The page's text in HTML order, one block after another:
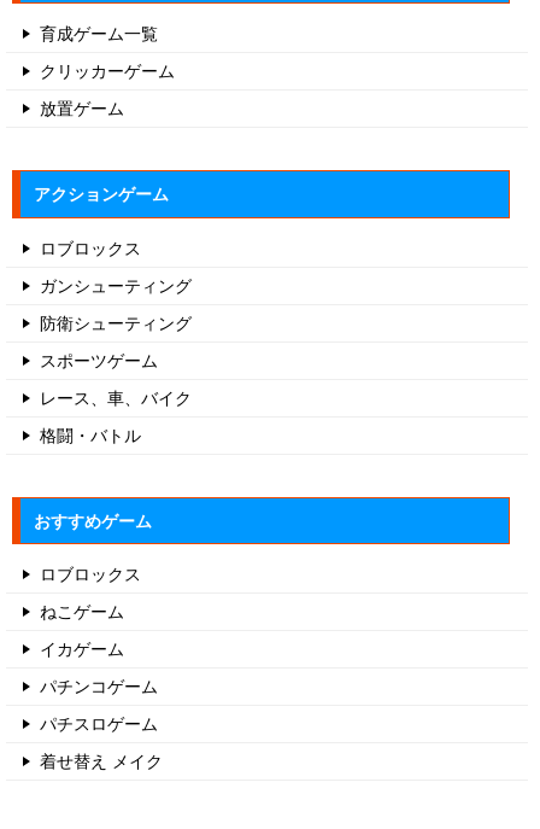
育成ゲーム一覧
クリッカーゲーム
放置ゲーム
アクションゲーム
ロブロックス
ガンシューティング
防衛シューティング
スポーツゲーム
レース、車、バイク
格闘・バトル
おすすめゲーム
ロブロックス
ねこゲーム
イカゲーム
パチンコゲーム
パチスロゲーム
着せ替え メイク